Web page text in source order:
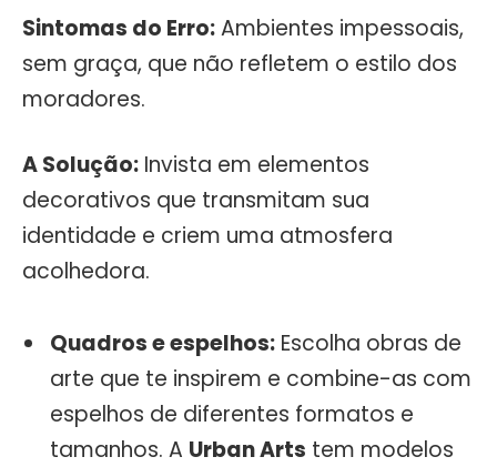
Sintomas do Erro:Ambientes impessoais,
sem graça, que não refletem o estilo dos
moradores.
A Solução: Invista em elementos
decorativos que transmitam sua
identidade e criem uma atmosfera
acolhedora.
Quadros e espelhos: Escolha obras de
arte que te inspirem e combine-as com
espelhos de diferentes formatos e
tamanhos. A Urban Arts tem modelos